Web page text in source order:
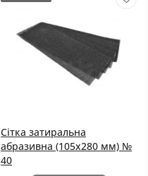
Сітка затиральна
абразивна (105x280 мм) №
40